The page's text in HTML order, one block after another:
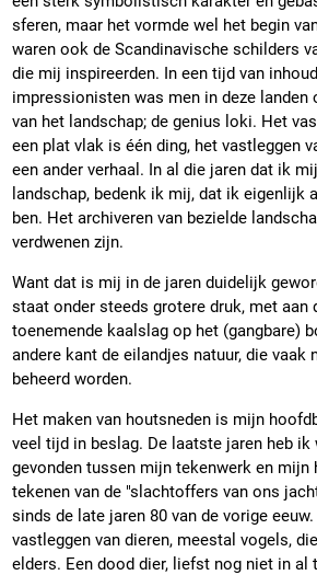
sferen, maar het vormde wel het begin
waren ook de Scandinavische schilders
die mij inspireerden. In een tijd van
impressionisten was men in deze landen
van het landschap; de genius loki. Het
een plat vlak is één ding, het vastleggen
een ander verhaal. In al die jaren dat ik
landschap, bedenk ik mij, dat ik eigenlijk
ben. Het archiveren van bezielde
verdwenen zijn.
Want dat is mij in de jaren duidelijk
staat onder steeds grotere druk, met aan
toenemende kaalslag op het (gangbare)
andere kant de eilandjes natuur, die vaak
beheerd worden.
Het maken van houtsneden is mijn
veel tijd in beslag. De laatste jaren heb
gevonden tussen mijn tekenwerk en mijn
tekenen van de "slachtoffers van ons
sinds de late jaren 80 van de vorige
vastleggen van dieren, meestal vogels,
elders. Een dood dier, liefst nog niet in al